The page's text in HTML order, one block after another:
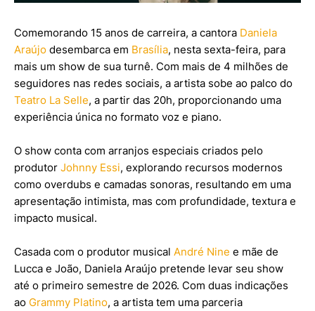
Comemorando 15 anos de carreira, a cantora Daniela
Araújo desembarca em Brasília, nesta sexta-feira, para
mais um show de sua turnê. Com mais de 4 milhões de
seguidores nas redes sociais, a artista sobe ao palco do
Teatro La Selle, a partir das 20h, proporcionando uma
experiência única no formato voz e piano.
O show conta com arranjos especiais criados pelo
produtor Johnny Essi, explorando recursos modernos
como overdubs e camadas sonoras, resultando em uma
apresentação intimista, mas com profundidade, textura e
impacto musical.
Casada com o produtor musical André Nine e mãe de
Lucca e João, Daniela Araújo pretende levar seu show
até o primeiro semestre de 2026. Com duas indicações
ao Grammy Platino, a artista tem uma parceria